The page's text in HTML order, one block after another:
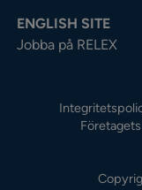
ENGLISH SITE
Jobba på RELEX